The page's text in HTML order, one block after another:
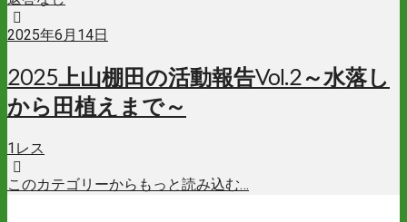
2025年6月14日
2025上山棚田の活動報告Vol.2～水落し
から田植えまで～
1レス
このカテゴリーからもっと読み込む…